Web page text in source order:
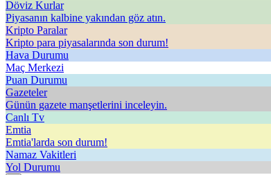
Döviz Kurlar
Piyasanın kalbine yakından göz atın.
Kripto Paralar
Kripto para piyasalarında son durum!
Hava Durumu
Maç Merkezi
Puan Durumu
Gazeteler
Günün gazete manşetlerini inceleyin.
Canlı Tv
Emtia
Emtia'larda son durum!
Namaz Vakitleri
Yol Durumu